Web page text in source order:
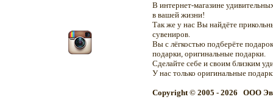
В интернет-магазине
в вашей жизни!
Так же у нас Вы найдёте
сувениров.
Вы с лёгкостью подберёте
подарки, оригинальные подарки.
Сделайте себе и своим близким
У нас только оригинальные
Copyright © 2005 - 2026 OOO